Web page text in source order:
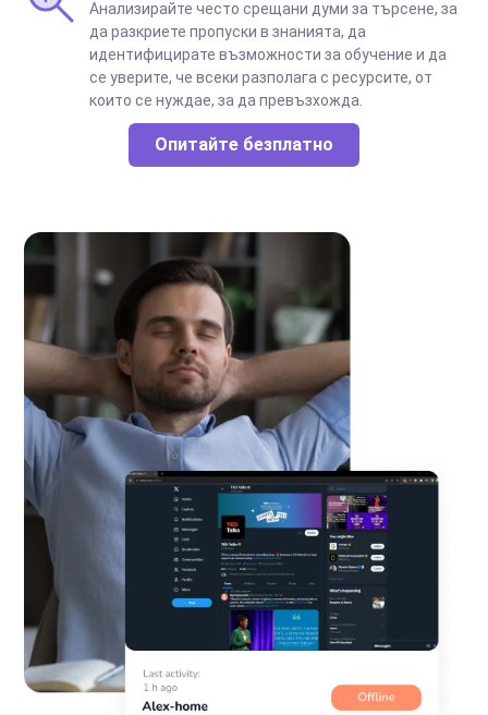
Анализирайте често срещани думи за търсене, за
да разкриете пропуски в знанията, да
идентифицирате възможности за обучение и да
се уверите, че всеки разполага с ресурсите, от
които се нуждае, за да превъзхожда.
Опитайте безплатно